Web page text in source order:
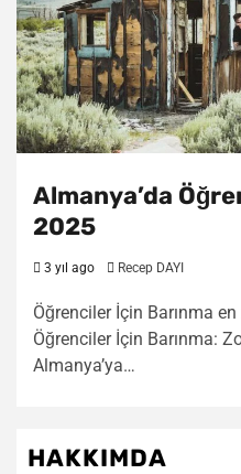
Almanya’da
2025
3 yıl ago Recep DAYI
Öğrenciler İçin Barınma en
Öğrenciler İçin Barınma:
Almanya’ya…
HAKKIMDA